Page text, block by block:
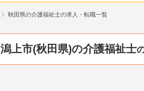
秋田県の介護福祉士の求人・転職一覧
潟上市(秋田県)の介護福祉士